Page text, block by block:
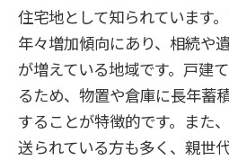
住宅地として知られています
年々増加傾向にあり、相続や
が増えている地域です。戸建
るため、物置や倉庫に長年蓄
することが特徴的です。また
送られている方も多く、親世